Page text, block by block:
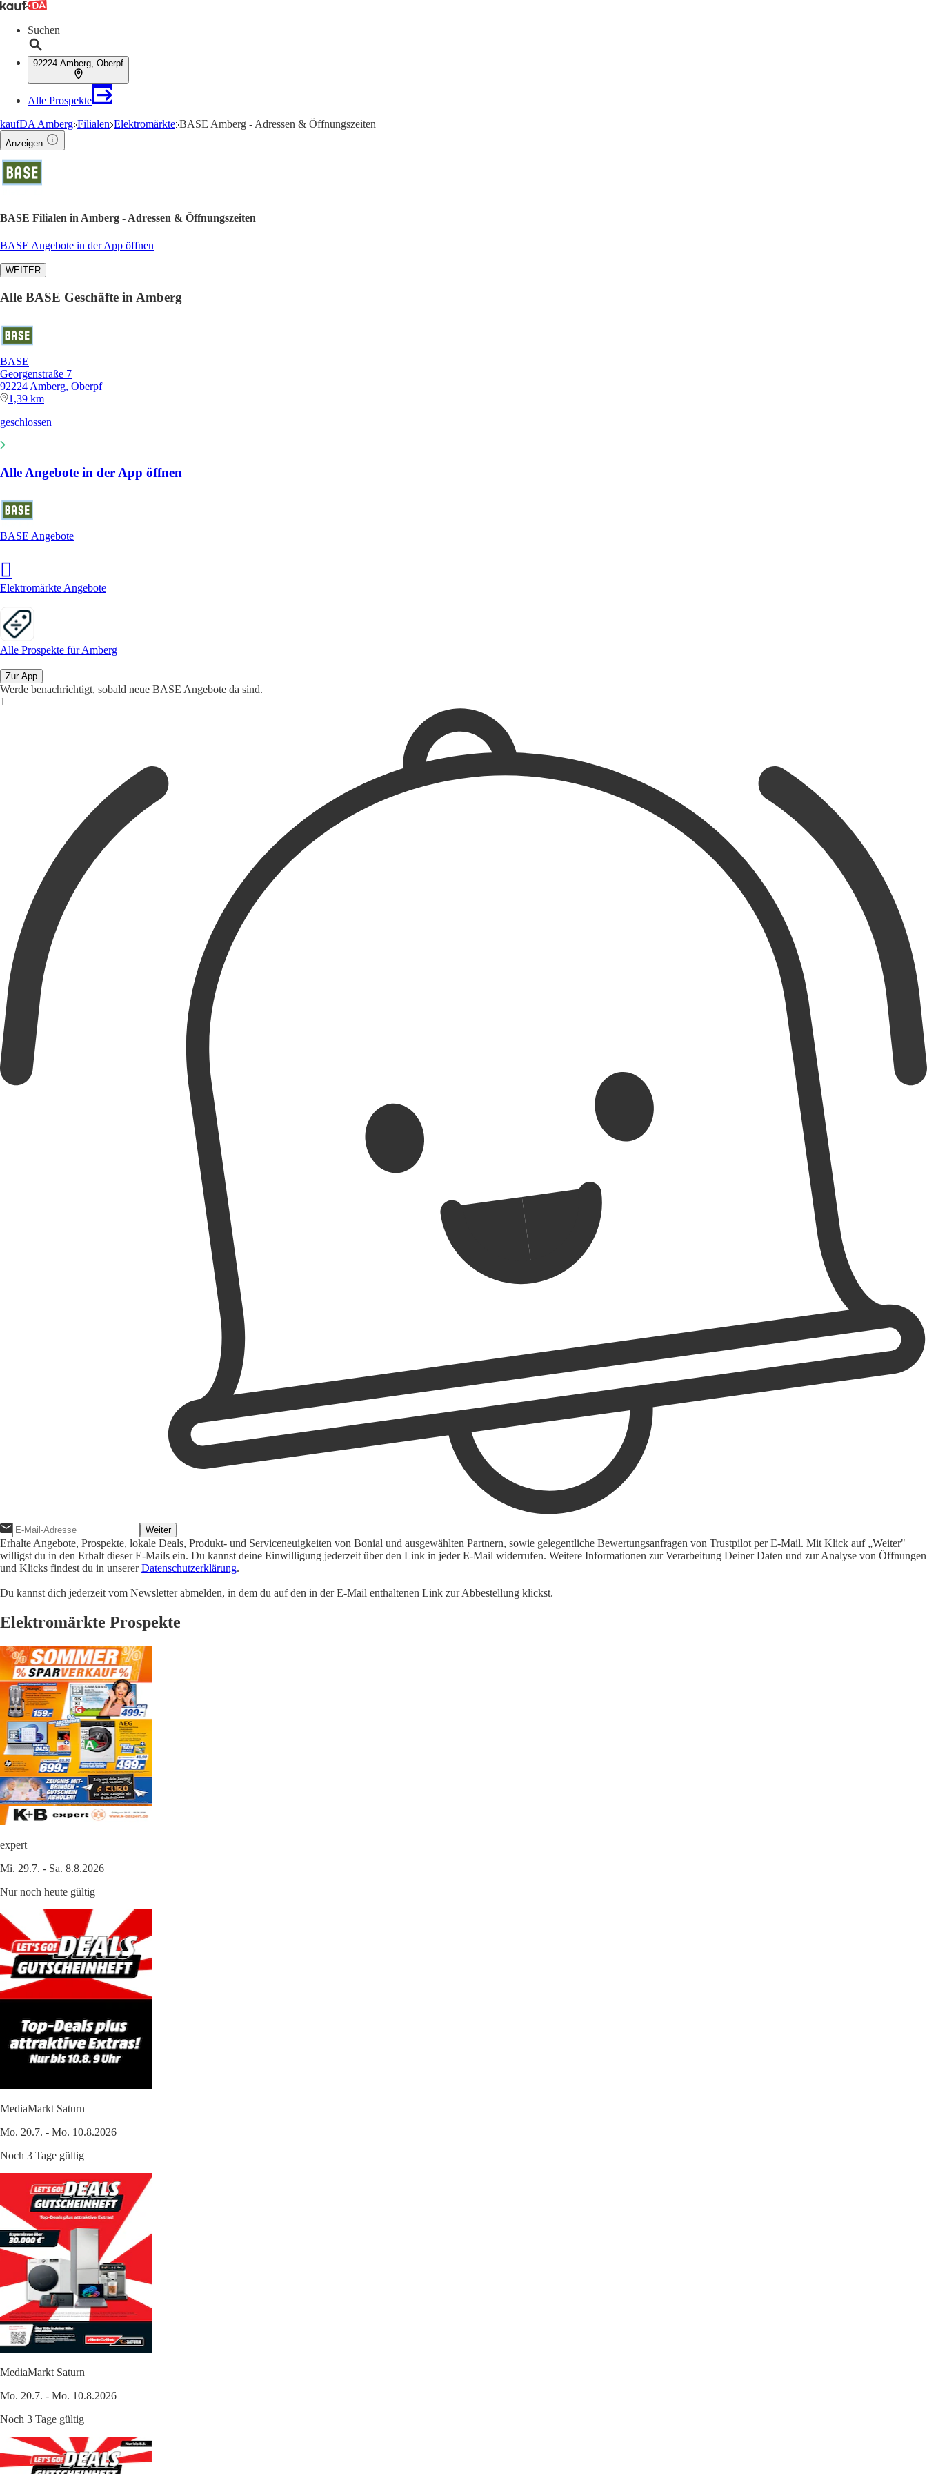
Suchen
92224 Amberg, Oberpf
Alle Prospekte
kaufDA Amberg Filialen Elektromärkte BASE Amberg - Adressen & Öffnungszeiten
Anzeigen
BASE Filialen in Amberg - Adressen & Öffnungszeiten
BASE Angebote in der App öffnen
WEITER
Alle BASE Geschäfte in Amberg
BASE
Georgenstraße 7
92224 Amberg, Oberpf
1,39 km
geschlossen
Alle Angebote in der App öffnen
BASE Angebote
Elektromärkte Angebote
Alle Prospekte für Amberg
Zur App
Werde benachrichtigt, sobald neue BASE Angebote da sind.
Weiter
Erhalte Angebote, Prospekte, lokale Deals, Produkt- und Serviceneuigkeiten von Bonial und ausgewählten Partnern, sowie gelegentliche Bewertungsanfragen von Trustpilot per E-Mail. Mit Klick auf „Weiter"
willigst du in den Erhalt dieser E-Mails ein. Du kannst deine Einwilligung jederzeit über den Link in jeder E-Mail widerrufen. Weitere Informationen zur Verarbeitung Deiner Daten und zur Analyse von Öffnungen
und Klicks findest du in unsererDatenschutzerklärung.
Du kannst dich jederzeit vom Newsletter abmelden, in dem du auf den in der E-Mail enthaltenen Link zur Abbestellung klickst.
Elektromärkte Prospekte
expert
Mi. 29.7. - Sa. 8.8.2026
Nur noch heute gültig
MediaMarkt Saturn
Mo. 20.7. - Mo. 10.8.2026
Noch 3 Tage gültig
MediaMarkt Saturn
Mo. 20.7. - Mo. 10.8.2026
Noch 3 Tage gültig